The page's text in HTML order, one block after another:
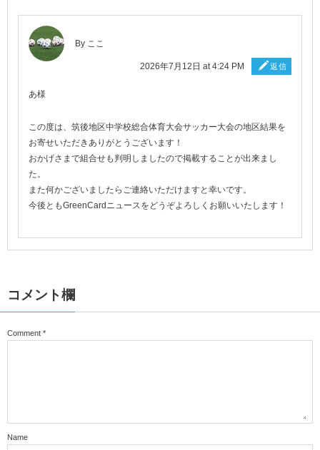
By ここ
2026年7月12日 at 4:24 PM 返信
あ様
この度は、筑後地区中学校総合体育大会サッカー大会の地区結果を
お寄せいただきありがとうございます！
おかげさまで組合せも判明しましたので掲載することが出来まし
た。
また何かございましたらご連絡いただけますと幸いです。
今後ともGreenCardニュースをどうぞよろしくお願いいたします！
コメント欄
Comment *
Name